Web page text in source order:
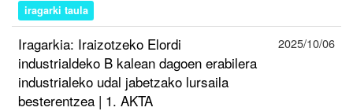
iragarki taula
Iragarkia: Iraizotzeko Elordi
industrialdeko B kalean dagoen erabilera
industrialeko udal jabetzako lursaila
besterentzea | 1. AKTA
2025/10/06